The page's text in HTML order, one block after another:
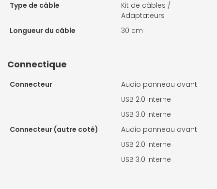
Type de câble
Kit de câbles /
Adaptateurs
Longueur du câble
30 cm
Connectique
Connecteur
Audio panneau avant
USB 2.0 interne
USB 3.0 interne
Connecteur (autre coté)
Audio panneau avant
USB 2.0 interne
USB 3.0 interne